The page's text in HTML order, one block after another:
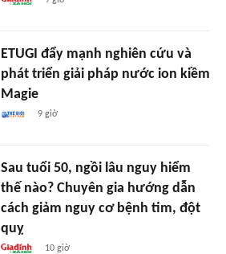
ETUGI đẩy mạnh nghiên cứu và
phát triển giải pháp nước ion kiềm
Magie
9 giờ
Sau tuổi 50, ngồi lâu nguy hiểm
thế nào? Chuyên gia hướng dẫn
cách giảm nguy cơ bệnh tim, đột
quỵ
10 giờ